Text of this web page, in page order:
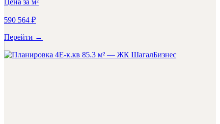
Цена за м²
590 564 ₽
Перейти →
Бизнес